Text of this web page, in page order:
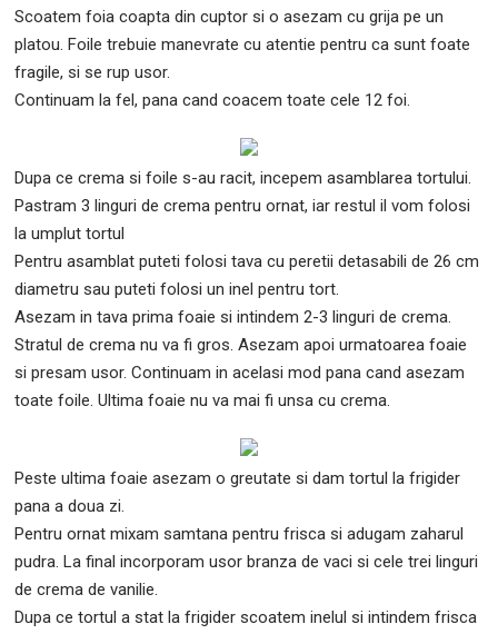
Scoatem foia coapta din cuptor si o asezam cu grija pe un
platou. Foile trebuie manevrate cu atentie pentru ca sunt foate
fragile, si se rup usor.
Continuam la fel, pana cand coacem toate cele 12 foi.
Dupa ce crema si foile s-au racit, incepem asamblarea tortului.
Pastram 3 linguri de crema pentru ornat, iar restul il vom folosi
la umplut tortul
Pentru asamblat puteti folosi tava cu peretii detasabili de 26 cm
diametru sau puteti folosi un inel pentru tort.
Asezam in tava prima foaie si intindem 2-3 linguri de crema.
Stratul de crema nu va fi gros. Asezam apoi urmatoarea foaie
si presam usor. Continuam in acelasi mod pana cand asezam
toate foile. Ultima foaie nu va mai fi unsa cu crema.
Peste ultima foaie asezam o greutate si dam tortul la frigider
pana a doua zi.
Pentru ornat mixam samtana pentru frisca si adugam zaharul
pudra. La final incorporam usor branza de vaci si cele trei linguri
de crema de vanilie.
Dupa ce tortul a stat la frigider scoatem inelul si intindem frisca